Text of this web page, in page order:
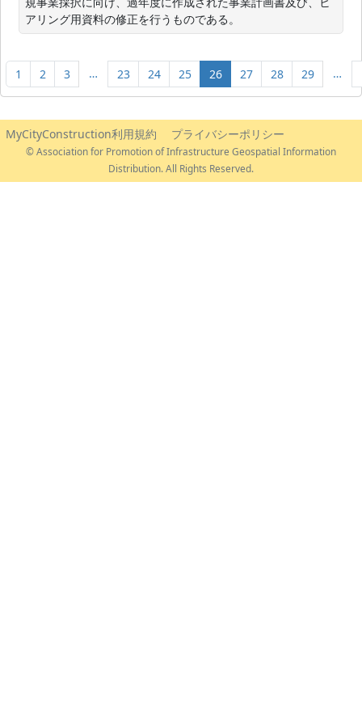
アリング用資料の修正を行うものである。
1 2 3 … 23 24 25 26 27 28 29 …
MyCityConstruction利用規約 プライバシーポリシー
© Association for Promotion of Infrastructure Geospatial Information
Distribution. All Rights Reserved.